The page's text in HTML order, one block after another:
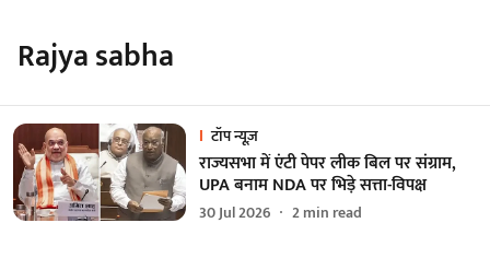
Rajya sabha
टॉप न्यूज़
राज्यसभा में एंटी पेपर लीक बिल पर संग्राम,
UPA बनाम NDA पर भिड़े सत्ता-विपक्ष
30 Jul 2026 2min read